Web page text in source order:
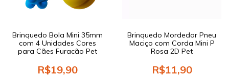
Brinquedo Bola Mini 35mm
com 4 Unidades Cores
para Cães Furacão Pet
R$19,90
Brinquedo Mordedor Pneu
Maciço com Corda Mini P
Rosa 2D Pet
R$11,90